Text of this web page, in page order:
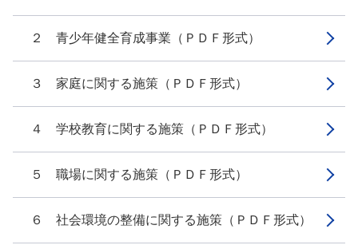
２ 青少年健全育成事業（ＰＤＦ形式）
３ 家庭に関する施策（ＰＤＦ形式）
４ 学校教育に関する施策（ＰＤＦ形式）
５ 職場に関する施策（ＰＤＦ形式）
６ 社会環境の整備に関する施策（ＰＤＦ形式）